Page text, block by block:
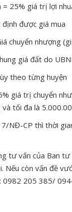
= 25% giá trị lợi
định được giá mua
chuyển nhượng
giá đất do
theo từng huyện
giá trị chuyển
tối đa là
NĐ-CP thì thời
vấn của Ban tư
Nếu còn vấn đề
0982 205 385/